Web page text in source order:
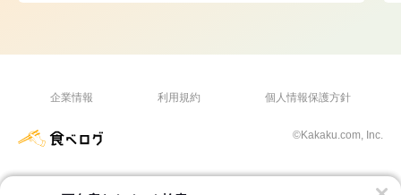
企業情報 利用規約 個人情報保護方針
©Kakaku.com, Inc.